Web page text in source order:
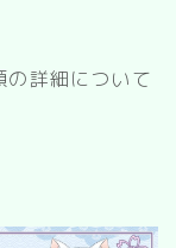
の詳細について